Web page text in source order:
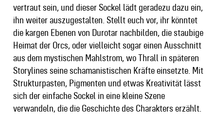
vertraut sein, und dieser Sockel lädt geradezu dazu ein,
ihn weiter auszugestalten. Stellt euch vor, ihr könntet
die kargen Ebenen von Durotar nachbilden, die staubige
Heimat der Orcs, oder vielleicht sogar einen Ausschnitt
aus dem mystischen Mahlstrom, wo Thrall in späteren
Storylines seine schamanistischen Kräfte einsetzte. Mit
Strukturpasten, Pigmenten und etwas Kreativität lässt
sich der einfache Sockel in eine kleine Szene
verwandeln, die die Geschichte des Charakters erzählt.